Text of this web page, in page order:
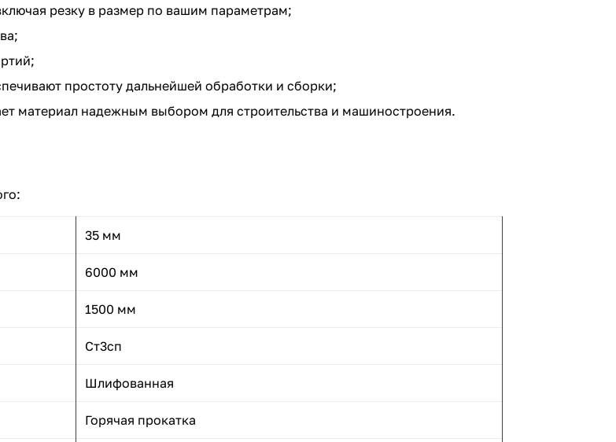
резку в размер по вашим параметрам;
простоту дальнейшей обработки и сборки;
материал надежным выбором для строительства и машиностроения.
35 мм
6000 мм
1500 мм
Ст3сп
Шлифованная
Горячая прокатка